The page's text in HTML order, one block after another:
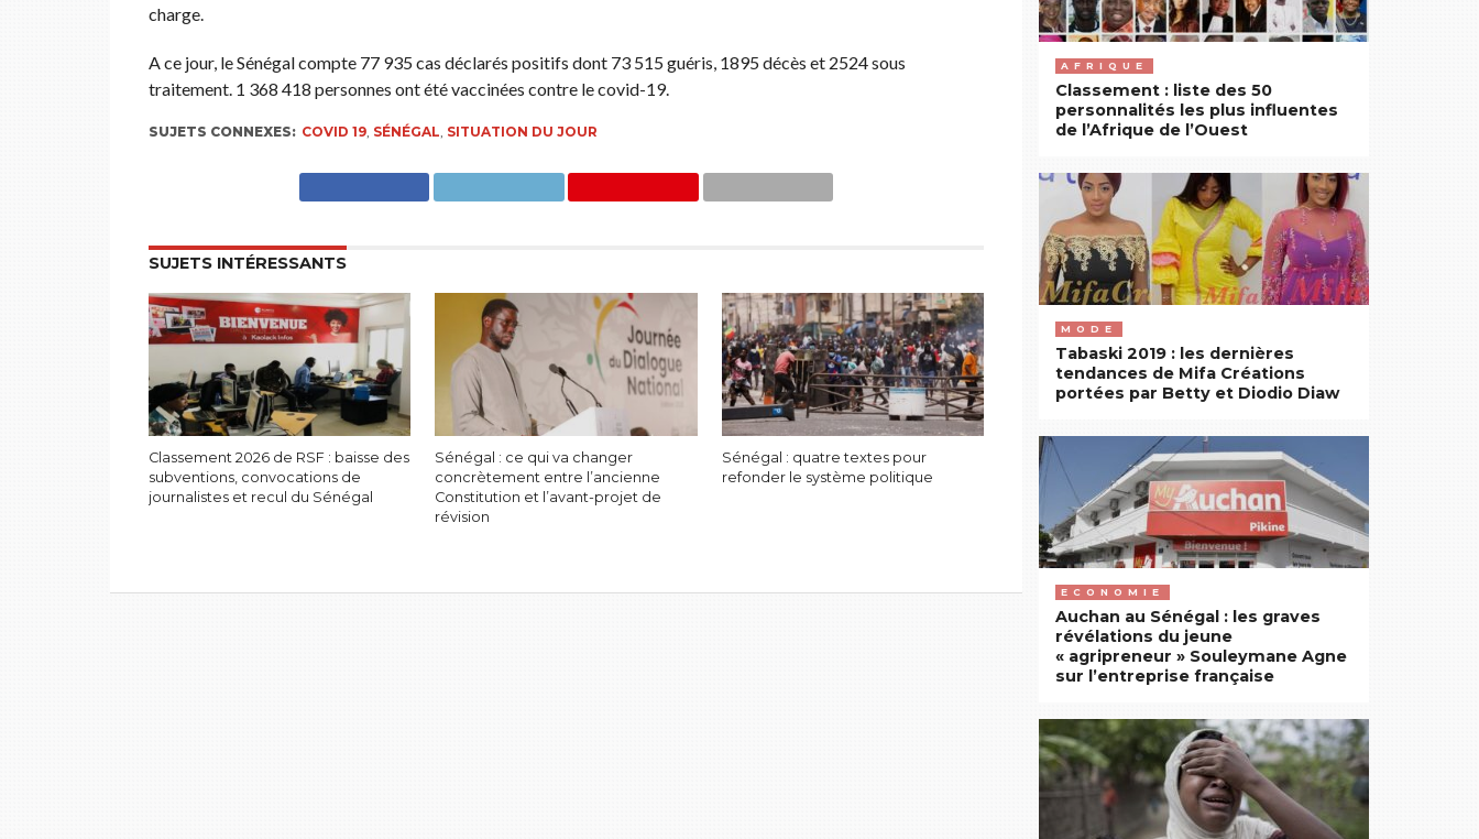
charge.
A ce jour, le Sénégal compte 77 935 cas déclarés positifs dont 73 515 guéris, 1895 décès et 2524 sous
traitement. 1 368 418 personnes ont été vaccinées contre le covid-19.
SUJETS CONNEXES: COVID 19, SÉNÉGAL, SITUATION DU JOUR
SUJETS INTÉRESSANTS
Classement 2026 de RSF : baisse des
subventions, convocations de
journalistes et recul du Sénégal
Sénégal : ce qui va changer
concrètement entre l’ancienne
Constitution et l’avant-projet de
révision
Sénégal : quatre textes pour
refonder le système politique
AFRIQUE
Classement : liste des 50
personnalités les plus influentes
de l’Afrique de l’Ouest
MODE
Tabaski 2019 : les dernières
tendances de Mifa Créations
portées par Betty et Diodio Diaw
ECONOMIE
Auchan au Sénégal : les graves
révélations du jeune
« agripreneur » Souleymane Agne
sur l’entreprise française